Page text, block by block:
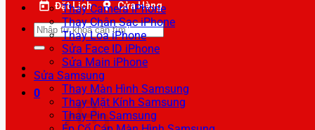
Đặt Lịch Cửa Hàng
Tìm
kiếm:
0
Thay Camera iPhone
Thay Chân Sạc iPhone
Thay Loa iPhone
Sửa Face ID iPhone
Sửa Main iPhone
Sửa Samsung
Thay Màn Hình Samsung
Thay Mặt Kính Samsung
Thay Pin Samsung